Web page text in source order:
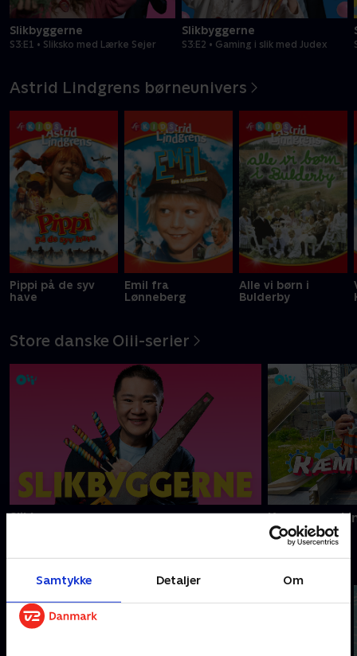
Samtykke Detaljer Om
Slikbyggerne
S3:E1 • Sliksko med Lærke Sejer
Slikbyggerne
S3:E2 • Gaming i slik med Judex
Astrid Lindgrens børneunivers
Pippi på de syv
have
Emil fra
Lønneberg
Alle vi børn i
Bulderby
Store danske Oiii-serier
Slikbyggerne
Fede film - se dem med SkyShowtime